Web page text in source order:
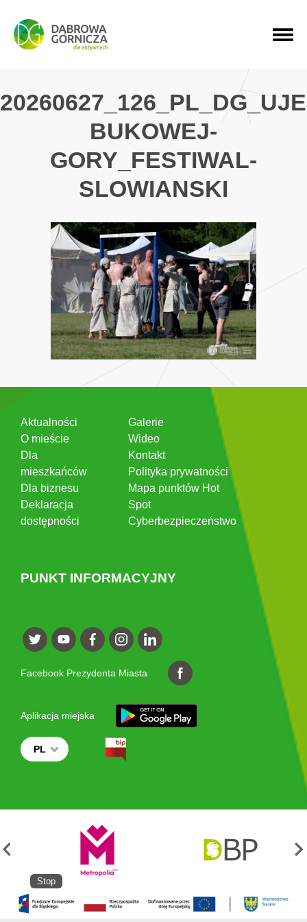
PRZEJDŹ DO MENU GŁÓWNEGO
PRZEJDŹ DO WYSZUKIWARKI
PRZEJDŹ DO TREŚCI
BUKOWEJ-
GORY_FESTIWAL-
SLOWIANSKI
Aktualności
O mieście
Dla
mieszkańców
Dla biznesu
Deklaracja
dostępności
Galerie
Wideo
Kontakt
Polityka prywatności
Mapa punktów Hot
Spot
Cyberbezpieczeństwo
PUNKT INFORMACYJNY
Facebook Prezydenta Miasta
Aplikacja miejska
PL
Stop